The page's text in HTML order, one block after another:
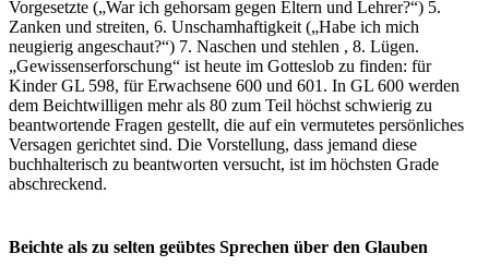
Vorgesetzte („War ich gehorsam gegen Eltern und Lehrer?“) 5.
Zanken und streiten, 6. Unschamhaftigkeit („Habe ich mich
neugierig angeschaut?“) 7. Naschen und stehlen , 8. Lügen.
„Gewissenserforschung“ ist heute im Gotteslob zu finden: für
Kinder GL 598, für Erwachsene 600 und 601. In GL 600 werden
dem Beichtwilligen mehr als 80 zum Teil höchst schwierig zu
beantwortende Fragen gestellt, die auf ein vermutetes persönliches
Versagen gerichtet sind. Die Vorstellung, dass jemand diese
buchhalterisch zu beantworten versucht, ist im höchsten Grade
abschreckend.
Beichte als zu selten geübtes Sprechen über den Glauben